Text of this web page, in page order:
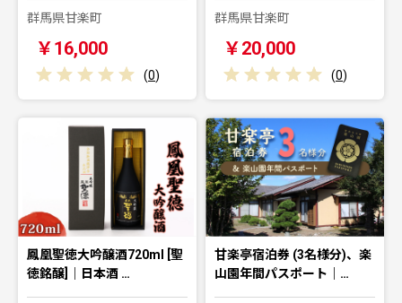
群馬県甘楽町
￥16,000
(0)
群馬県甘楽町
￥20,000
(0)
鳳凰聖徳大吟醸酒720ml [聖
徳銘醸]｜日本酒 …
甘楽亭宿泊券 (3名様分)、楽
山園年間パスポート｜…